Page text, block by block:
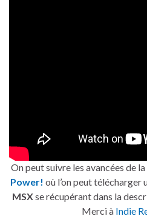
On peut suivre les avancées de
Power! où l’on peut télécharger
MSXse récupérant dans la
Merci à Indie